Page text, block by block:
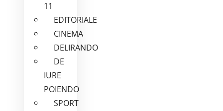
11
EDITORIALE
CINEMA
DELIRANDO
DE
IURE
POIENDO
SPORT